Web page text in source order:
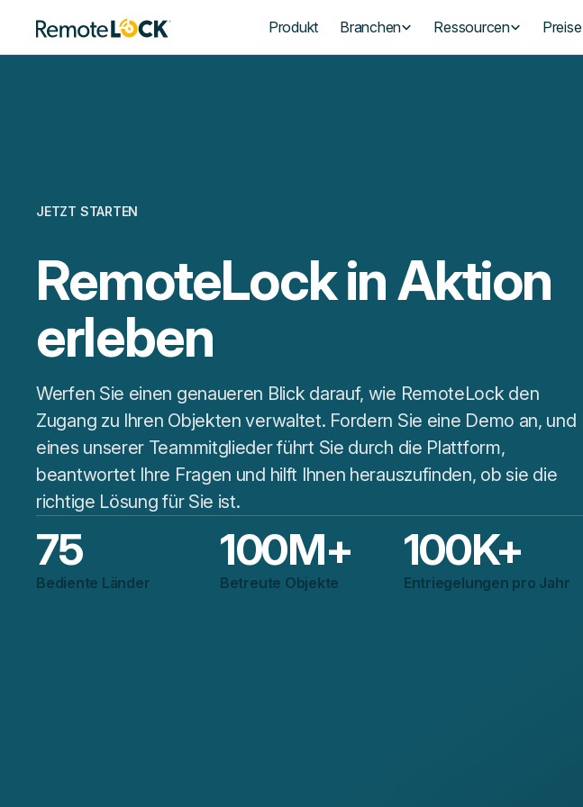
Startseite Produkt Branchen Ressourcen Preise
JETZT STARTEN
RemoteLock in Aktion
erleben
Werfen Sie einen genaueren Blick darauf, wie RemoteLock den
Zugang zu Ihren Objekten verwaltet. Fordern Sie eine Demo an, und
eines unserer Teammitglieder führt Sie durch die Plattform,
beantwortet Ihre Fragen und hilft Ihnen herauszufinden, ob sie die
richtige Lösung für Sie ist.
75
Bediente Länder
100M+
Betreute Objekte
100K+
Entriegelungen pro Jahr